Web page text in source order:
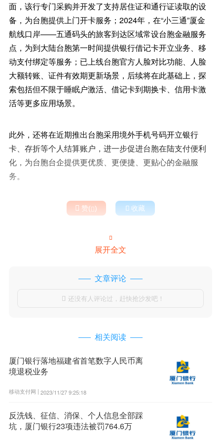
面，该行专门采购并开发了支持居住证和通行证读取的设
备，为台胞提供上门开卡服务；2024年，在“小三通”厦金
航线口岸——五通码头的旅客到达区域常设台胞金融服务
点，为到大陆台胞第一时间提供银行借记卡开立业务、移
动支付绑定等服务；已上线台胞官方人脸对比功能、人脸
大额转账、证件有效期更新场景，后续将在此基础上，探
索包括但不限于睡眠户激活、借记卡到期换卡、信用卡激
活等更多应用场景。
此外，还将在近期推出台胞采用境外手机号码开立银行
卡、存折等个人结算账户，进一步促进台胞在陆支付便利
化，为台胞台企提供更优质、更便捷、更贴心的金融服
务。
 赞()  收藏

展开全文
文章评论
 还没有人评论过，赶快抢沙发吧！
相关阅读
厦门银行落地福建省首笔数字人民币离
境退税业务
移动支付网 | 2023/11/27 9:25:18
反洗钱、征信、消保、个人信息全部踩
坑，厦门银行23项违法被罚764.6万